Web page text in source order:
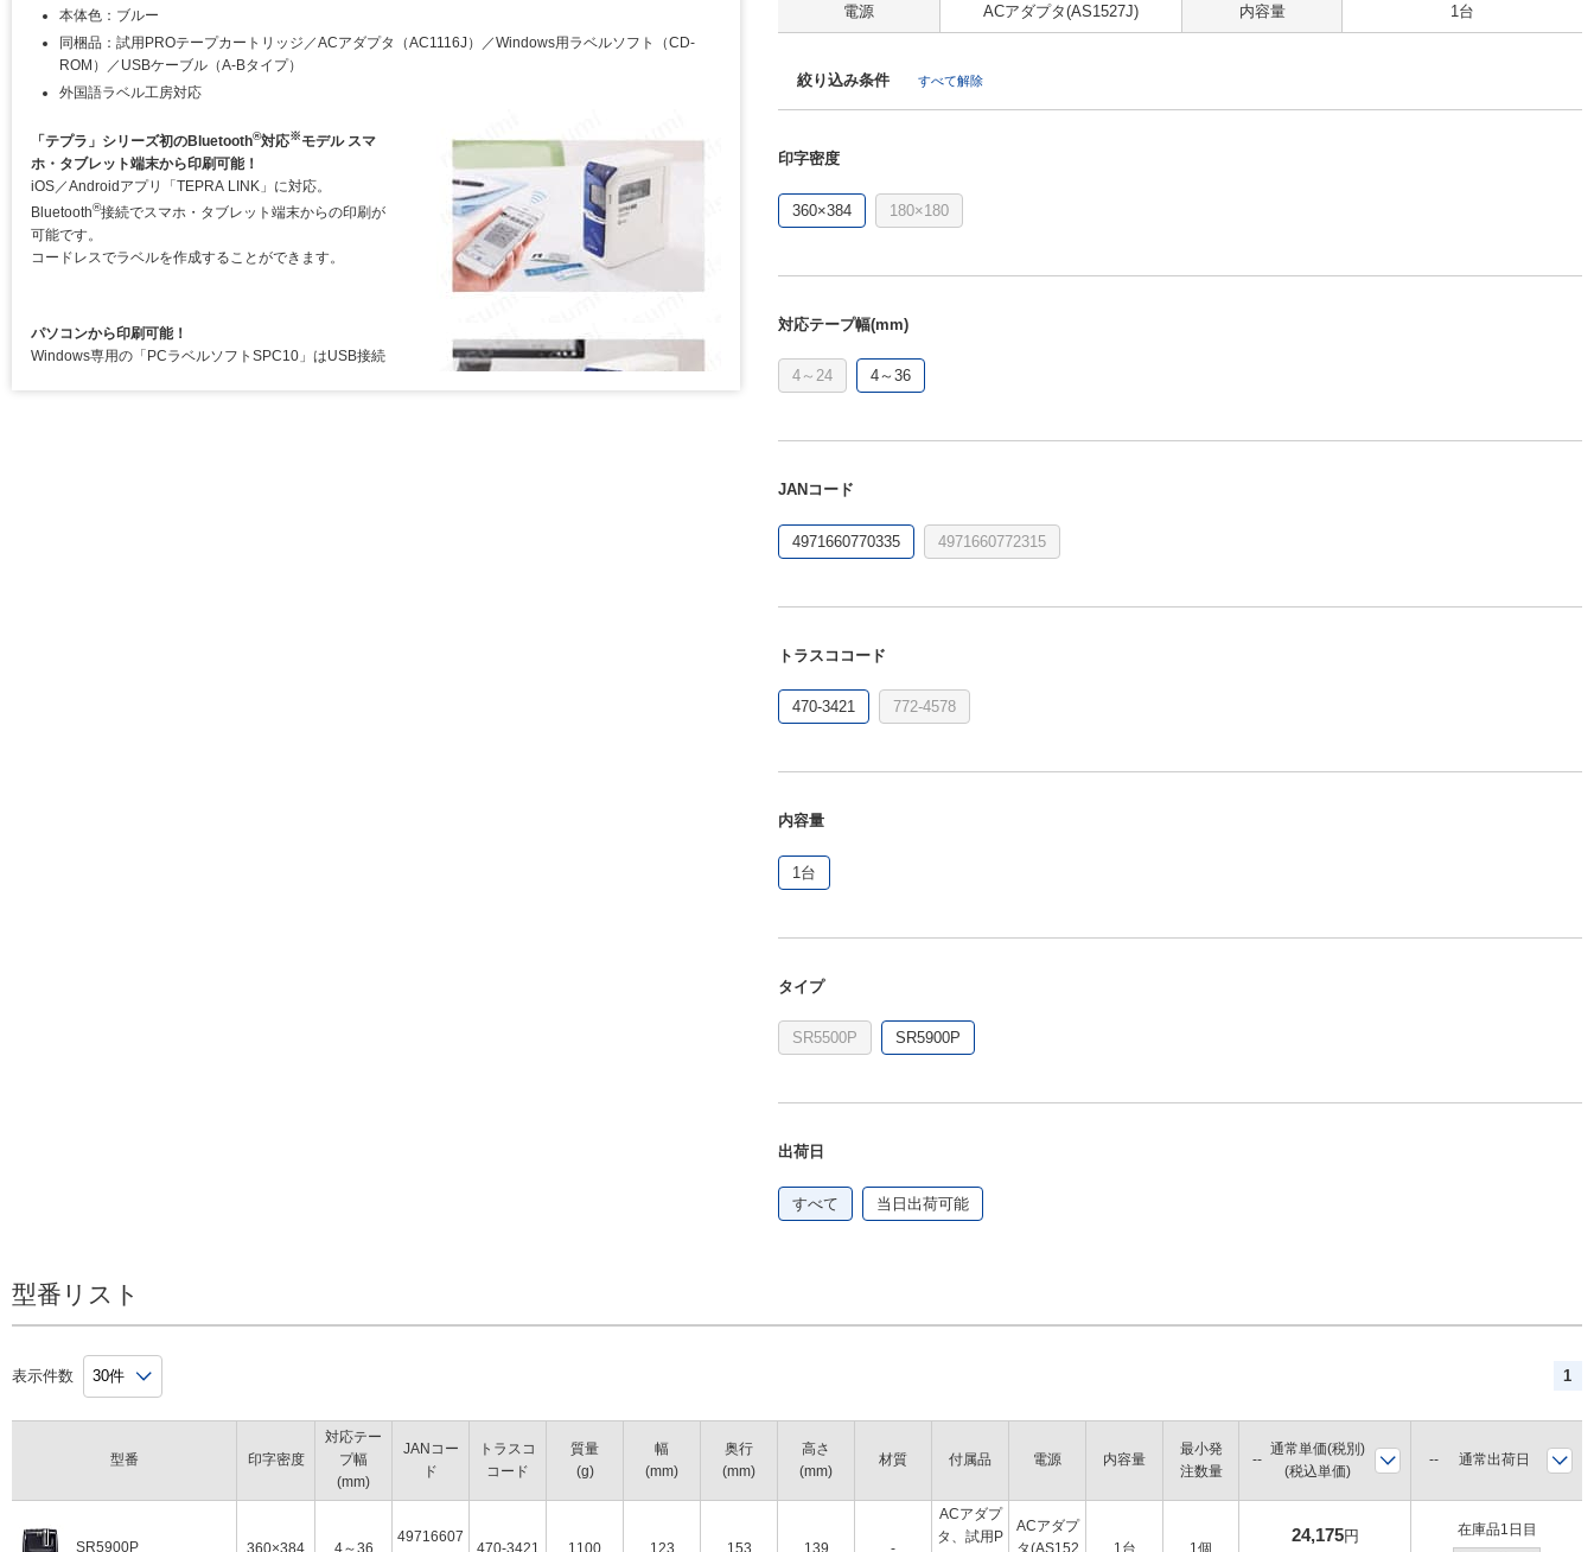
本体色：ブルー
同梱品：試用PROテープカートリッジ／ACアダプタ（AC1116J）／Windows用ラベルソフト（CD-
ROM）／USBケーブル（A-Bタイプ）
外国語ラベル工房対応
「テプラ」シリーズ初のBluetooth®対応※モデル スマ
ホ・タブレット端末から印刷可能！
iOS／Androidアプリ「TEPRA LINK」に対応。
Bluetooth®接続でスマホ・タブレット端末からの印刷が
可能です。
コードレスでラベルを作成することができます。
パソコンから印刷可能！
Windows専用の「PCラベルソフトSPC10」はUSB接続
従来のUSB接続に加え、有線LAN・無線LAN接
続も可能。
複数台のパソコンで共有しての利用や、スマ
ホ・タブレット端末からの直接印刷など、さま
PROテープカートリッジ4～36mm・カットラ
ベルに対応
電源 ACアダプタ(AS1527J) 内容量 1台
絞り込み条件 すべて解除
印字密度
360×384 180×180
対応テープ幅(mm)
4～24 4～36
JANコード
4971660770335 4971660772315
トラスココード
470-3421 772-4578
内容量
1台
タイプ
SR5500P SR5900P
出荷日
すべて 当日出荷可能
型番リスト
表示件数 1
型番
SR5900P
印字密度
対応テー
プ幅
(mm)
JANコー
ド
トラスコ
コード
質量
(g)
幅
(mm)
奥行
(mm)
高さ
(mm)
材質 付属品 電源 内容量
最小発
注数量
360×384 4～36
49716607
470-3421 1100 123 153 139 -
ACアダプ
タ、試用P
ACアダプ
タ(AS152
1台 1個
通常単価(税別)
(税込単価)
通常出荷日
24,175円
在庫品1日目